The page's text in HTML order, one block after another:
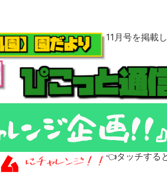
11月号を掲載
👈タッチする